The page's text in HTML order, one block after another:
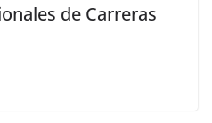
de Carreras